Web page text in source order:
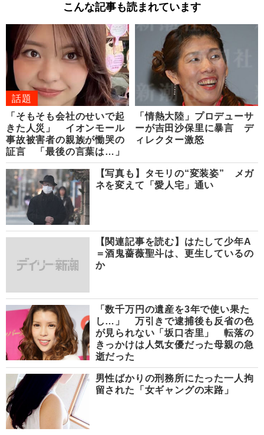
こんな記事も読まれています
話題
「そもそも会社のせいで起
きた人災」 イオンモール
事故被害者の親族が慟哭の
証言 「最後の言葉は…」
「情熱大陸」プロデューサ
ーが吉田沙保里に暴言 デ
ィレクター激怒
【写真も】タモリの“変装姿” メガ
ネを変えて「愛人宅」通い
【関連記事を読む】はたして少年A
＝酒鬼薔薇聖斗は、更生しているの
か
「数千万円の遺産を3年で使い果た
し…」 万引きで逮捕後も反省の色
が見られない「坂口杏里」 転落の
きっかけは人気女優だった母親の急
逝だった
男性ばかりの刑務所にたった一人拘
留された「女ギャングの末路」